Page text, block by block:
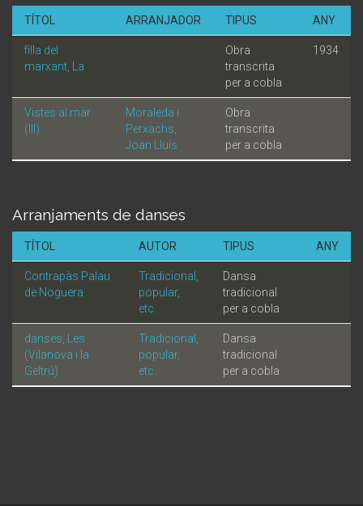
TÍTOL ARRANJADOR TIPUS ANY
filla del
marxant, La
Obra
transcrita
per a cobla
1934
Vistes al mar
(III)
Moraleda i
Perxachs,
Joan Lluís
Obra
transcrita
per a cobla
Arranjaments de danses
TÍTOL AUTOR TIPUS ANY
Contrapàs Palau
de Noguera
Tradicional,
popular,
etc.
Dansa
tradicional
per a cobla
danses, Les
(Vilanova i la
Geltrú)
Tradicional,
popular,
etc.
Dansa
tradicional
per a cobla